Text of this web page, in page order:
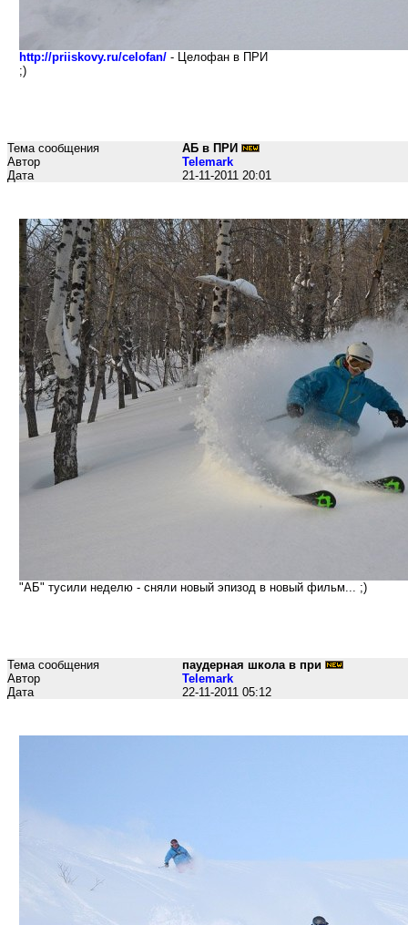
http://priiskovy.ru/celofan/ - Целофан в ПРИ
;)
Тема сообщения
АБ в ПРИ
Автор
Telemark
Дата
21-11-2011 20:01
"АБ" тусили неделю - сняли новый эпизод в новый фильм... ;)
Тема сообщения
паудерная школа в при
Автор
Telemark
Дата
22-11-2011 05:12